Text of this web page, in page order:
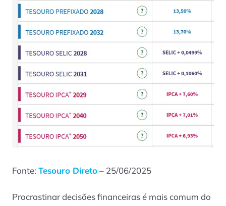
Fonte: Tesouro Direto– 25/06/2025
Procrastinar decisões financeiras é mais comum do